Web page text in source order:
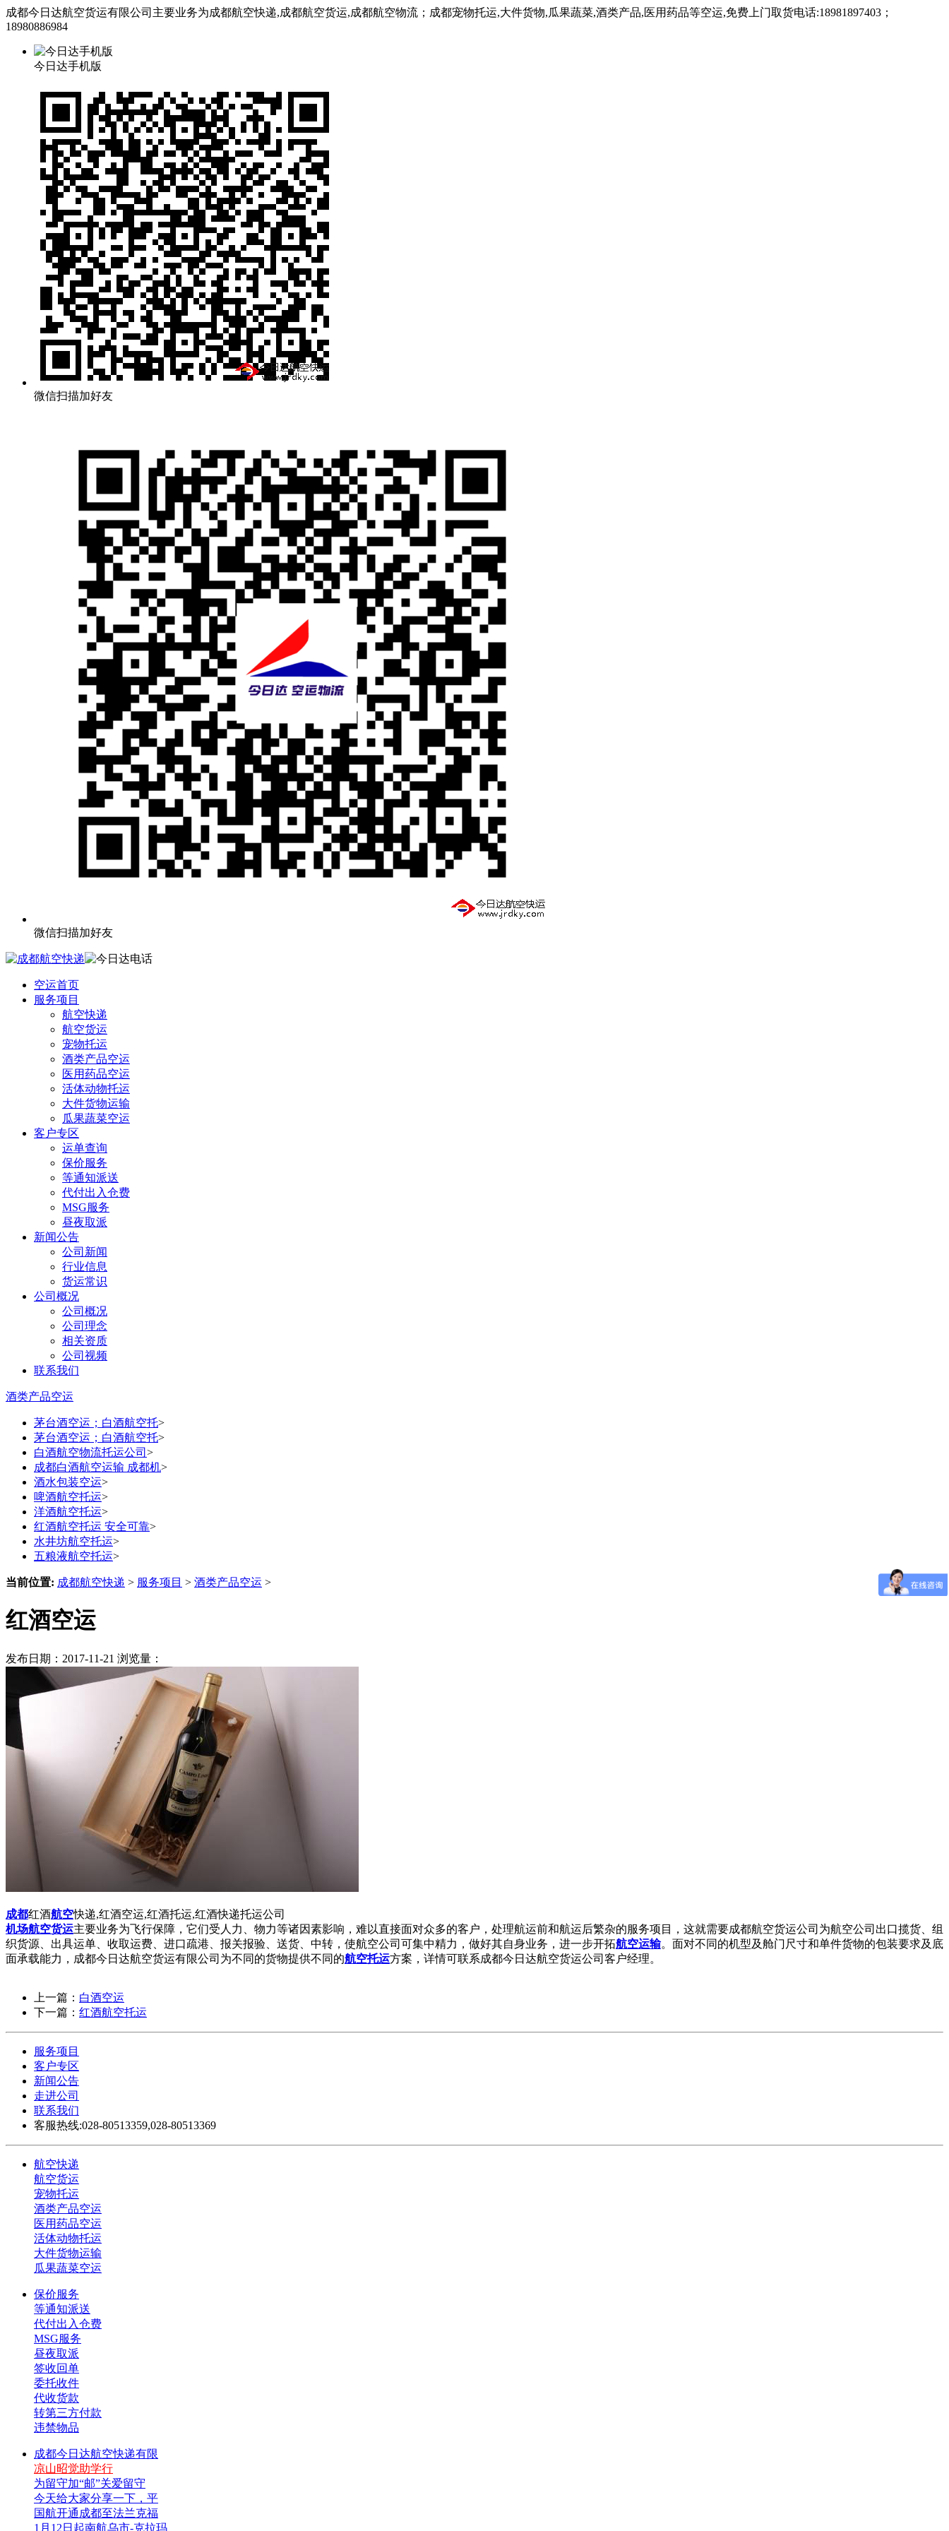
成都今日达航空货运有限公司主要业务为成都航空快递,成都航空货运,成都航空物流；成都宠物托运,大件货物,瓜果蔬菜,酒类产品,医用药品等空运,免费上门取货电话:18981897403；
18980886984
今日达手机版
微信扫描加好友
微信扫描加好友
空运首页
服务项目
航空快递
航空货运
宠物托运
酒类产品空运
医用药品空运
活体动物托运
大件货物运输
瓜果蔬菜空运
客户专区
运单查询
保价服务
等通知派送
代付出入仓费
MSG服务
昼夜取派
新闻公告
公司新闻
行业信息
货运常识
公司概况
公司概况
公司理念
相关资质
公司视频
联系我们
酒类产品空运
茅台酒空运；白酒航空托>
茅台酒空运；白酒航空托>
白酒航空物流托运公司 >
成都白酒航空运输 成都机>
酒水包装空运>
啤酒航空托运>
洋酒航空托运>
红酒航空托运 安全可靠>
水井坊航空托运>
五粮液航空托运>
当前位置: 成都航空快递 > 服务项目 > 酒类产品空运 >
红酒空运
发布日期：2017-11-21 浏览量：
成都红酒航空快递,红酒空运,红酒托运,红酒快递托运公司
机场航空货运主要业务为飞行保障，它们受人力、物力等诸因素影响，难以直接面对众多的客户，处理航运前和航运后繁杂的服务项目，这就需要成都航空货运公司为航空公司出口揽货、组
织货源、出具运单、收取运费、进口疏港、报关报验、送货、中转，使航空公司可集中精力，做好其自身业务，进一步开拓航空运输。面对不同的机型及舱门尺寸和单件货物的包装要求及底
面承载能力，成都今日达航空货运有限公司为不同的货物提供不同的航空托运方案，详情可联系成都今日达航空货运公司客户经理。
上一篇： 白酒空运
下一篇： 红酒航空托运
服务项目
客户专区
新闻公告
走进公司
联系我们
客服热线:028-80513359,028-80513369
航空快递
航空货运
宠物托运
酒类产品空运
医用药品空运
活体动物托运
大件货物运输
瓜果蔬菜空运
保价服务
等通知派送
代付出入仓费
MSG服务
昼夜取派
签收回单
委托收件
代收货款
转第三方付款
违禁物品
成都今日达航空快递有限
凉山昭觉助学行
为留守加“邮”关爱留守
今天给大家分享一下，平
国航开通成都至法兰克福
1月12日起南航乌市-克拉玛